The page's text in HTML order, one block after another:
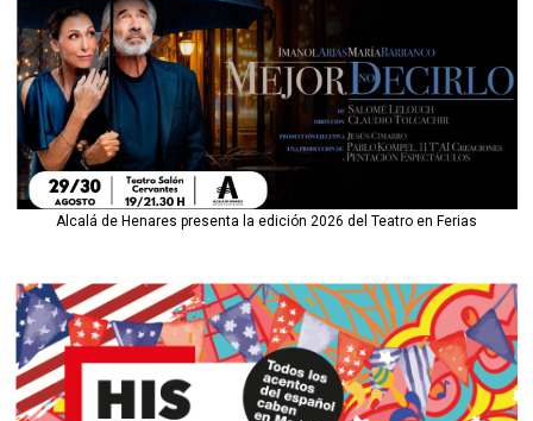
Alcalá de Henares presenta la edición 2026 del Teatro en Ferias